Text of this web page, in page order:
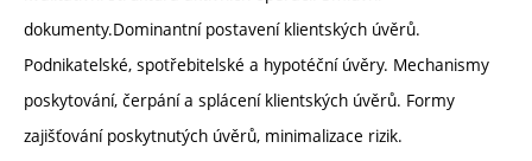
dokumenty.Dominantní postavení klientských úvěrů.
Podnikatelské, spotřebitelské a hypotéční úvěry. Mechanismy
poskytování, čerpání a splácení klientských úvěrů. Formy
zajišťování poskytnutých úvěrů, minimalizace rizik.